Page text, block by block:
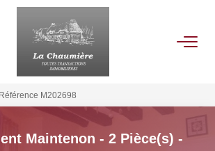
ACHETER
LOUER
Référence M202698
Maintenon - 2 Pièce(s) -